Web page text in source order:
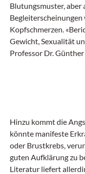
Blutungsmuster, aber
Begleiterscheinungen
Kopfschmerzen.
Gewicht, Sexualität
Professor Dr. Günther
Hinzu kommt die
könnte manifeste
oder Brustkrebs,
guten Aufklärung zu
Literatur liefert